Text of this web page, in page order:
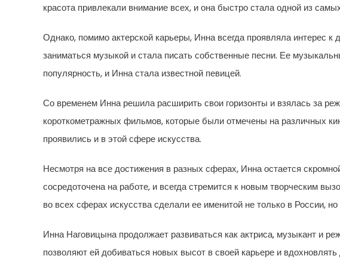
красота привлекали внимание всех, и она быстро стала одной из
Однако, помимо актерской карьеры, Инна всегда проявляла интерес
заниматься музыкой и стала писать собственные песни. Ее
популярность, и Инна стала известной певицей.
Со временем Инна решила расширить свои горизонты и взялась за
короткометражных фильмов, которые были отмечены на различных
проявились и в этой сфере искусства.
Несмотря на все достижения в разных сферах, Инна остается
сосредоточена на работе, и всегда стремится к новым творческим
во всех сферах искусства сделали ее именитой не только в России,
Инна Наговицына продолжает развиваться как актриса, музыкант и
позволяют ей добиваться новых высот в своей карьере и вдохновлять